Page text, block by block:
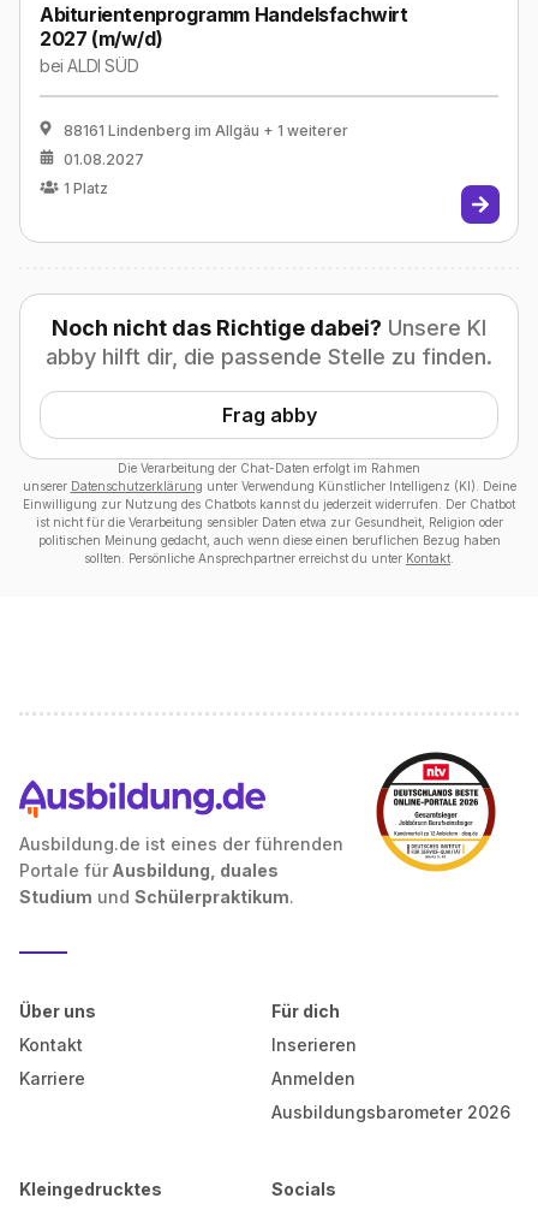
Abiturientenprogramm Handelsfachwirt
2027 (m/w/d)
beiALDI SÜD
88161 Lindenberg im Allgäu + 1 weiterer
01.08.2027
1 Platz
Noch nicht das Richtige dabei? Unsere KI
abby hilft dir, die passende Stelle zu finden.
Frag abby
Die Verarbeitung der Chat-Daten erfolgt im Rahmen
unserer Datenschutzerklärung unter Verwendung Künstlicher Intelligenz (KI). Deine
Einwilligung zur Nutzung des Chatbots kannst du jederzeit widerrufen. Der Chatbot
ist nicht für die Verarbeitung sensibler Daten etwa zur Gesundheit, Religion oder
politischen Meinung gedacht, auch wenn diese einen beruflichen Bezug haben
sollten. Persönliche Ansprechpartner erreichst du unter Kontakt
Ausbildung.de ist eines der führenden
Portale für Ausbildung, duales
Studium und Schülerpraktikum.
Über uns
Kontakt
Karriere
Für dich
Inserieren
Anmelden
Ausbildungsbarometer 2026
Kleingedrucktes
Socials